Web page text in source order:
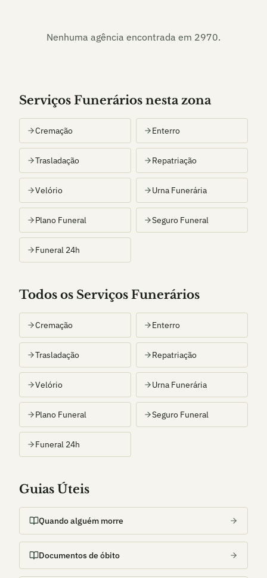
Nenhuma agência encontrada em 2970.
Serviços Funerários nesta zona
Cremação Enterro
Trasladação Repatriação
Velório Urna Funerária
Plano Funeral Seguro Funeral
Funeral 24h
Todos os Serviços Funerários
Cremação Enterro
Trasladação Repatriação
Velório Urna Funerária
Plano Funeral Seguro Funeral
Funeral 24h
Guias Úteis
Quando alguém morre
Documentos de óbito